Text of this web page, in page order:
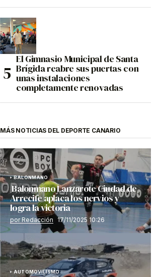
El Gimnasio Municipal de Santa
Brígida reabre sus puertas con
unas instalaciones
completamente renovadas
MÁS NOTICIAS DEL DEPORTE CANARIO
BALONMANO
Balonmano Lanzarote Ciudad de
Arrecife aplaca los nervios y
logra la victoria
por Redacción 17/11/2025 10:26
AUTOMOVILISMO